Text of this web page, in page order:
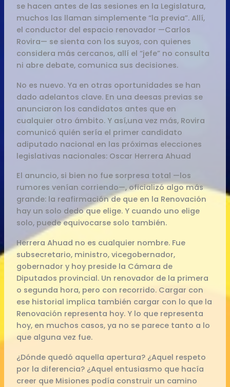
se hacen antes de las sesiones en la Legislatura,
muchos las llaman simplemente “la previa”. Allí,
el conductor del espacio renovador —Carlos
Rovira— se sienta con los suyos, con quienes
considera más cercanos, allí el “jefe” no consulta
ni abre debate, comunica sus decisiones.
No es nuevo. Ya en otras oportunidades se han
dado adelantos clave. En una deesas previas se
anunciaron los candidatos antes que en
cualquier otro ámbito. Y así,una vez más, Rovira
comunicó quién sería el primer candidato
adiputado nacional en las próximas elecciones
legislativas nacionales: Oscar Herrera Ahuad
El anuncio, si bien no fue sorpresa total —los
rumores venían corriendo—, oficializó algo más
grande: la reafirmación de que en la Renovación
hay un solo dedo que elige. Y cuando uno elige
solo, puede equivocarse solo también.
Herrera Ahuad no es cualquier nombre. Fue
subsecretario, ministro, vicegobernador,
gobernador y hoy preside la Cámara de
Diputados provincial. Un renovador de la primera
o segunda hora, pero con recorrido. Cargar con
ese historial implica también cargar con lo que la
Renovación representa hoy. Y lo que representa
hoy, en muchos casos, ya no se parece tanto a lo
que alguna vez fue.
¿Dónde quedó aquella apertura? ¿Aquel respeto
por la diferencia? ¿Aquel entusiasmo que hacía
creer que Misiones podía construir un camino